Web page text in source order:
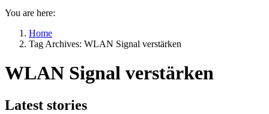
You are here:
Home
Tag Archives: WLAN Signal verstärken
WLAN Signal verstärken
Latest stories